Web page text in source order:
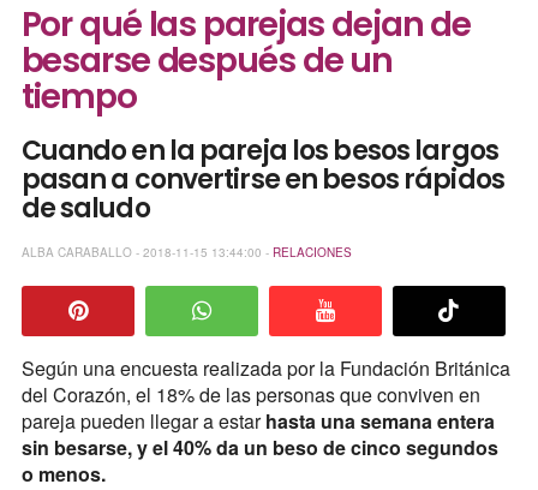
Por qué las parejas dejan de
besarse después de un
tiempo
Cuando en la pareja los besos largos
pasan a convertirse en besos rápidos
de saludo
ALBA CARABALLO - 2018-11-15 13:44:00 - RELACIONES
Según una encuesta realizada por la Fundación Británica
del Corazón, el 18% de las personas que conviven en
pareja pueden llegar a estarhasta una semana entera
sin besarse, y el 40% da un beso de cinco segundos
o menos.